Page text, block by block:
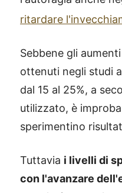
ritardare
Sebbene gli
ottenuti negli studi
dal 15 al 25%, a
utilizzato, è
sperimentino
Tuttavia i livelli di
con l'avanzare